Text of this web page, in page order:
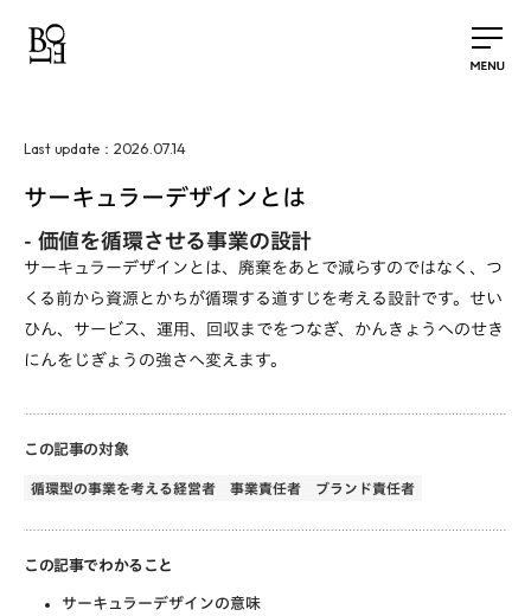
Last update： 2026.07.14
サーキュラーデザインとは
- 価値を循環させる事業の設計
サーキュラーデザインとは、廃棄をあとで減らすのではなく、つ
くる前から資源とかちが循環する道すじを考える設計です。せい
ひん、サービス、運用、回収までをつなぎ、かんきょうへのせき
にんをじぎょうの強さへ変えます。
この記事の対象
循環型の事業を考える経営者 事業責任者 ブランド責任者
この記事でわかること
サーキュラーデザインの意味